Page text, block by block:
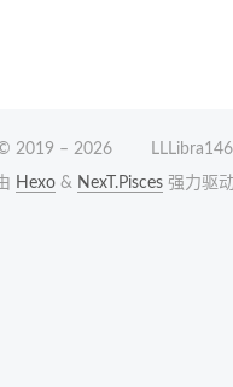
2019 –2026
LLLibra146
Hexo & NexT.Pisces 强力驱